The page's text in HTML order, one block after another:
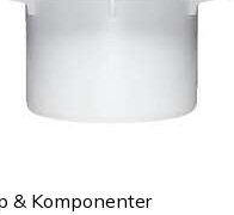
& Komponenter